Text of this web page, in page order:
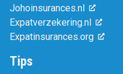
Johoinsurances.nl
Expatverzekering.nl
Expatinsurances.org
Tips